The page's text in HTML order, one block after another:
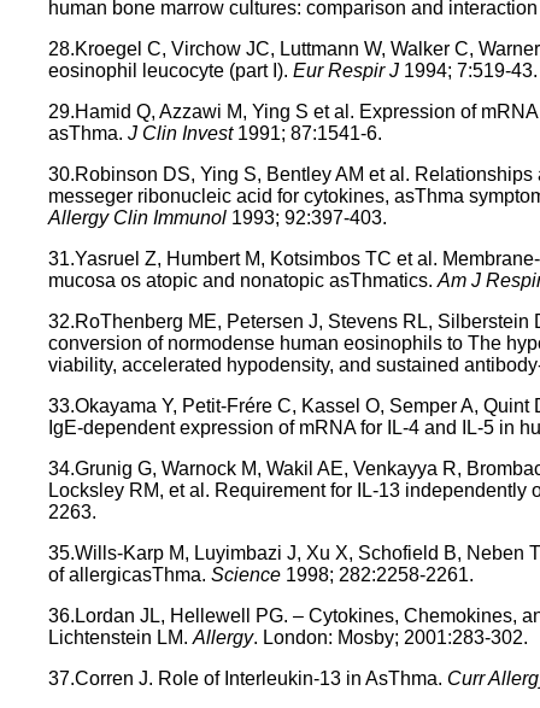
human bone marrow cultures: comparison and
28.Kroegel C, Virchow JC, Luttmann W, Walker C,
eosinophil leucocyte (part I). Eur Respir J 1994; 7:519-43.
29.Hamid Q, Azzawi M, Ying S et al. Expression of
asThma. J Clin Invest 1991; 87:1541-6.
30.Robinson DS, Ying S, Bentley AM et al.
messeger ribonucleic acid for cytokines, asThma
Allergy Clin Immunol 1993; 92:397-403.
31.Yasruel Z, Humbert M, Kotsimbos TC et al.
mucosa os atopic and nonatopic asThmatics. Am J
32.RoThenberg ME, Petersen J, Stevens RL, Silberstein
conversion of normodense human eosinophils to The
viability, accelerated hypodensity, and sustained
33.Okayama Y, Petit-Frére C, Kassel O, Semper A,
IgE-dependent expression of mRNA for IL-4 and IL-5 in
34.Grunig G, Warnock M, Wakil AE, Venkayya R,
Locksley RM, et al. Requirement for IL-13
2263.
35.Wills-Karp M, Luyimbazi J, Xu X, Schofield B, Neben
of allergicasThma. Science 1998; 282:2258-2261.
36.Lordan JL, Hellewell PG. – Cytokines, Chemokines,
Lichtenstein LM. Allergy. London: Mosby; 2001:283-302.
37.Corren J. Role of Interleukin-13 in AsThma. Curr